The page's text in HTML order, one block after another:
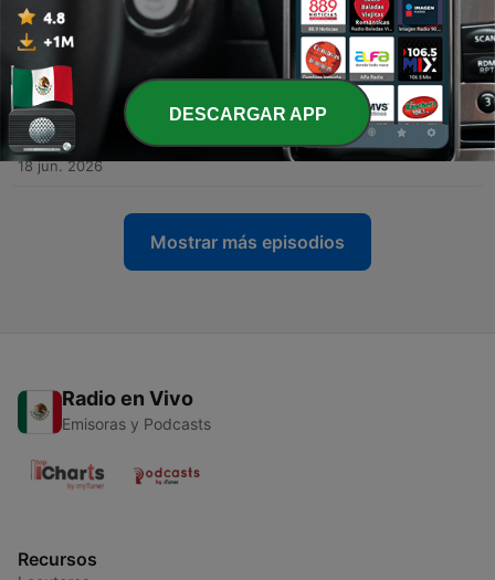
431 - 16 inolvidables canciones de 1976 en su 50
aniversario - #248
25 jun. 2026
430 - La reina está muerta y los Smiths en 1986 por 40
aniversario - #247
18 jun. 2026
Mostrar más episodios
Radio en Vivo
Emisoras y Podcasts
Recursos
DESCARGAR APP